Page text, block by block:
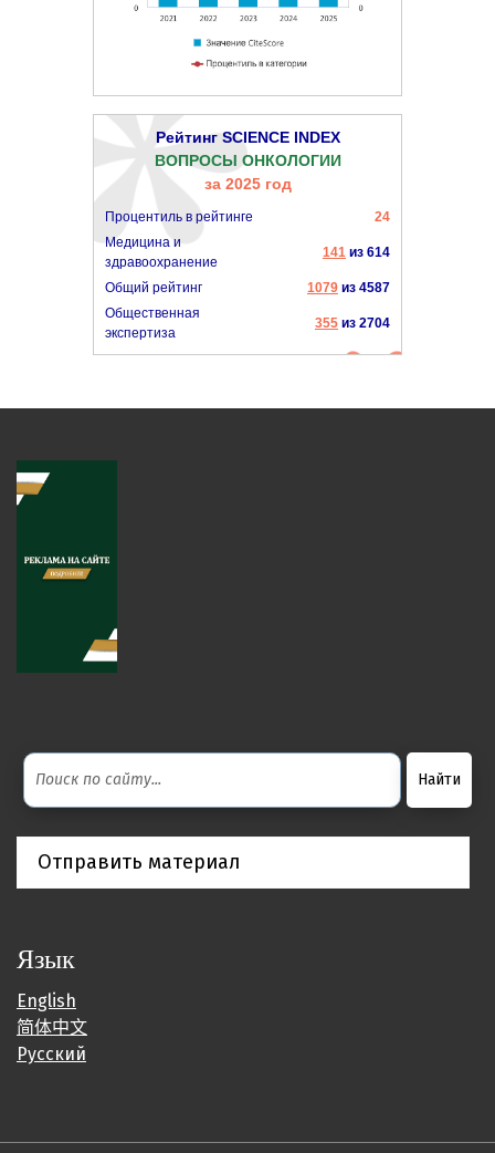
Рейтинг SCIENCE INDEX
ВОПРОСЫ ОНКОЛОГИИ
за 2025 год
Процентиль в рейтинге
24
Медицина и
здравоохранение
141 из 614
Общий рейтинг 1079из 4587
Общественная
экспертиза
355из 2704
Отправить материал
Язык
English
简体中文
Русский